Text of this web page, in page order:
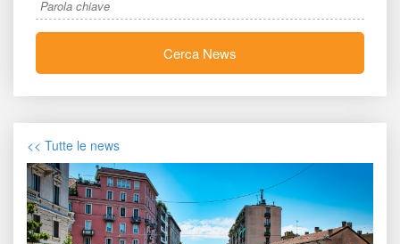
Cerca New
<< Tutte le new